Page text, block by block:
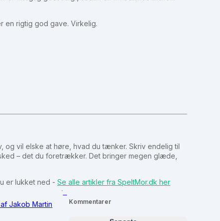
en rigtig god gave. Virkelig.
vil elske at høre, hvad du tænker. Skriv endelig til
– det du foretrækker. Det bringer megen glæde,
er lukket ned - Se alle artikler fra SpeltMor.dk her
Jakob Martin
Kommentarer